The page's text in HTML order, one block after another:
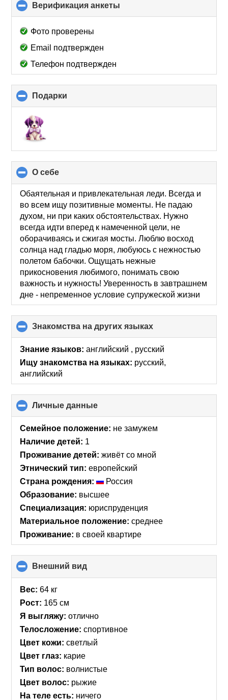
Верификация анкеты
to
Фото проверены
Email подтвержден
Телефон подтвержден
Подарки
to
О себе
to
collapse
contents
Обаятельная и привлекательная леди. Всегда и
во всем ищу позитивные моменты. Не падаю
духом, ни при каких обстоятельствах. Нужно
всегда идти вперед к намеченной цели, не
оборачиваясь и сжигая мосты. Люблю восход
солнца над гладью моря, любуюсь с нежностью
полетом бабочки. Ощущать нежные
прикосновения любимого, понимать свою
важность и нужность! Уверенность в завтрашнем
дне - непременное условие супружеской жизни
Знакомства на других языках
to
collapse
contents
Знание языков: английский , русский
Ищу знакомства на языках: русский,
английский
Личные данные
to
collapse
Семейное положение: не замужем
Наличие детей: 1
Проживание детей: живёт со мной
Этнический тип: европейский
Страна рождения:
Россия
Образование: высшее
Специализация: юриспруденция
Материальное положение: среднее
Проживание: в своей квартире
Внешний вид
to
Вес: 64 кг
Рост: 165 см
Я выгляжу: отлично
Телосложение: спортивное
Цвет кожи: светлый
Цвет глаз: карие
Тип волос: волнистые
Цвет волос: рыжие
На теле есть: ничего